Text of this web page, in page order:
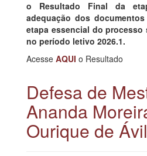
o Resultado Final da
adequação dos
etapa essencial do
no período letivo 2026.1.
Acesse AQUI o Resultado
Defesa de
Ananda
Ourique de